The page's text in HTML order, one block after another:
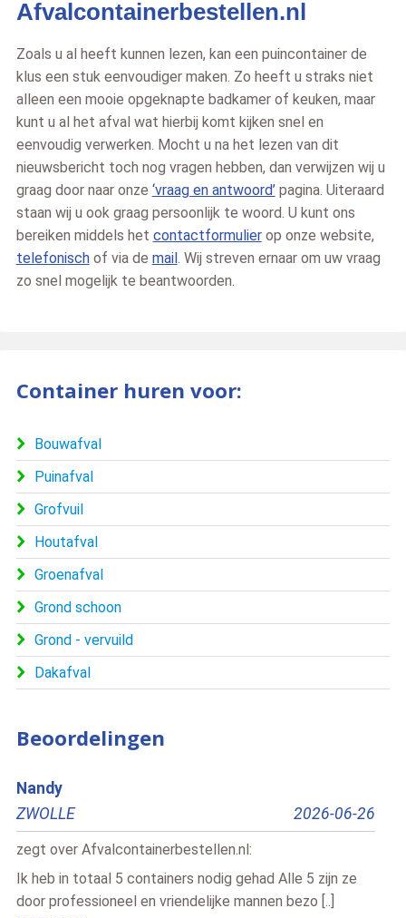
Afvalcontainerbestellen.nl
Zoals u al heeft kunnen lezen, kan een puincontainer de
klus een stuk eenvoudiger maken. Zo heeft u straks niet
alleen een mooie opgeknapte badkamer of keuken, maar
kunt u al het afval wat hierbij komt kijken snel en
eenvoudig verwerken. Mocht u na het lezen van dit
nieuwsbericht toch nog vragen hebben, dan verwijzen wij u
graag door naar onze ‘vraag en antwoord’pagina. Uiteraard
staan wij u ook graag persoonlijk te woord. U kunt ons
bereiken middels het contactformulierop onze website,
telefonischof via de mail . Wij streven ernaar om uw vraag
zo snel mogelijk te beantwoorden.
Container huren voor:
Bouwafval
Puinafval
Grofvuil
Houtafval
Groenafval
Grond schoon
Grond - vervuild
Dakafval
Beoordelingen
Nandy
ZWOLLE
2026-06-26
zegt over Afvalcontainerbestellen.nl :
Ik heb in totaal 5 containers nodig gehad Alle 5 zijn ze
door professioneel en vriendelijke mannen bezo [..]